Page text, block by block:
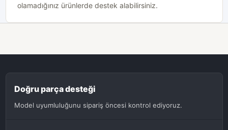
olamadığınız ürünlerde destek alabilirsiniz.
Doğru parça desteği
Model uyumluluğunu sipariş öncesi kontrol ediyoruz.